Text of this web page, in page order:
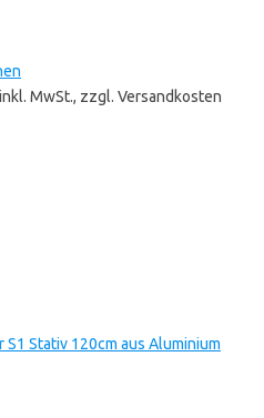
MwSt., zzgl. Versandkosten
Stativ 120cm aus Aluminium